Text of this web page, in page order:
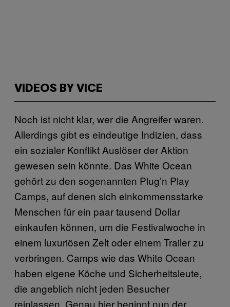
VIDEOS BY VICE
Noch ist nicht klar, wer die Angreifer waren.
Allerdings gibt es eindeutige Indizien, dass
ein sozialer Konflikt Auslöser der Aktion
gewesen sein könnte. Das White Ocean
gehört zu den sogenannten Plug’n Play
Camps, auf denen sich einkommensstarke
Menschen für ein paar tausend Dollar
einkaufen können, um die Festivalwoche in
einem luxuriösen Zelt oder einem Trailer zu
verbringen. Camps wie das White Ocean
haben eigene Köche und Sicherheitsleute,
die angeblich nicht jeden Besucher
reinlassen. Genau hier beginnt nun der